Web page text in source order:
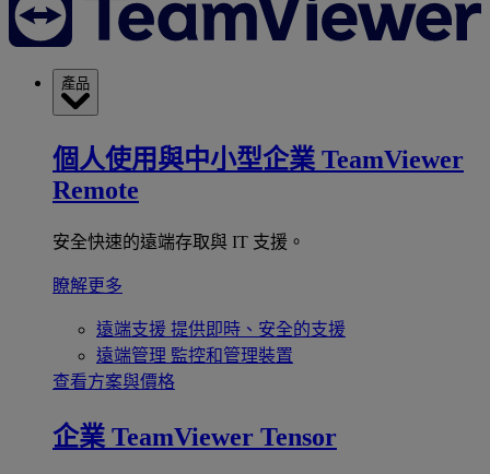
產品
個人使用與中小型企業 TeamViewer
Remote
安全快速的遠端存取與 IT 支援。
瞭解更多
遠端支援 提供即時、安全的支援
遠端管理 監控和管理裝置
查看方案與價格
企業 TeamViewer Tensor